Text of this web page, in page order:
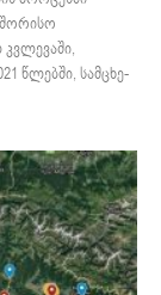
წლებში, სამცხე-